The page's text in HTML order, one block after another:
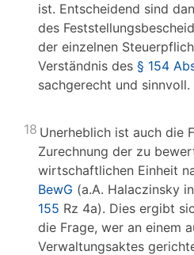
ist. Entscheidend sind
des
der einzelnen
Verständnis des § 154
sachgerecht und sinnvoll.
18 Unerheblich ist auch die
Zurechnung der zu
wirtschaftlichen Einheit
BewG (a.A. Halaczinsky
155 Rz 4a). Dies ergibt
die Frage, wer an einem
Verwaltungsaktes